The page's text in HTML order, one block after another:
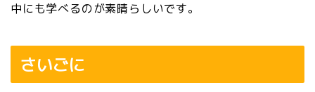
中にも学べるのが素晴らしいです。
さいごに